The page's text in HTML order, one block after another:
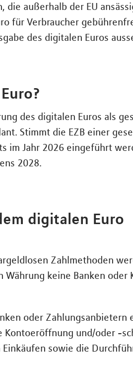
außerhalb der EU
für Verbraucher
des digitalen Euros
des digitalen Euros als
Stimmt die EZB einer
im Jahr 2026 eingeführt
2028.
digitalen Euro
Zahlmethoden
keine Banken
oder Zahlungsanbietern
und/oder -
sowie die